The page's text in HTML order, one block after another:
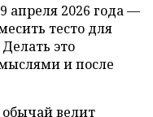
апреля 2026 года —
тесто для
это
и после
велит